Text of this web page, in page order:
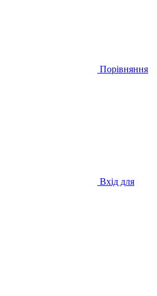
Порівняння
Вхід для